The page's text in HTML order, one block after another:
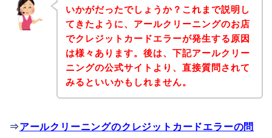
いかがだったでしょうか？これまで説明し
てきたように、アールクリーニングのお店
でクレジットカードエラーが発生する原因
は様々あります。後は、下記アールクリー
ニングの公式サイトより、直接質問されて
みるといいかもしれません。
⇒アールクリーニングのクレジットカードエラーの問